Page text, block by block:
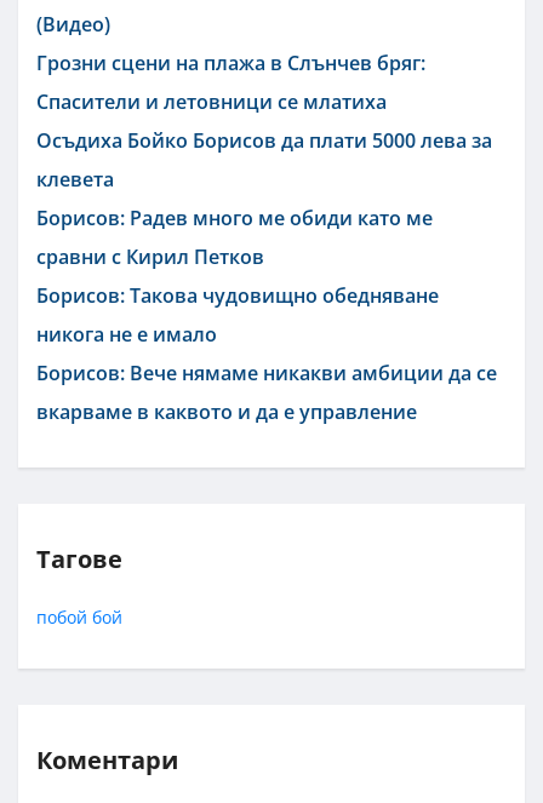
(Видео)
Грозни сцени на плажа в Слънчев бряг:
Спасители и летовници се млатиха
Осъдиха Бойко Борисов да плати 5000 лева за
клевета
Борисов: Радев много ме обиди като ме
сравни с Кирил Петков
Борисов: Такова чудовищно обедняване
никога не е имало
Борисов: Вече нямаме никакви амбиции да се
вкарваме в каквото и да е управление
Тагове
побой бой
Коментари